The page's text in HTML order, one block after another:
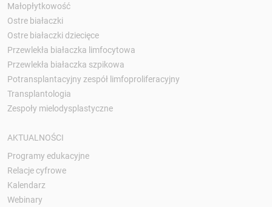
Małopłytkowość
Ostre białaczki
Ostre białaczki dziecięce
Przewlekła białaczka limfocytowa
Przewlekła białaczka szpikowa
Potransplantacyjny zespół limfoproliferacyjny
Transplantologia
Zespoły mielodysplastyczne
AKTUALNOŚCI
Programy edukacyjne
Relacje cyfrowe
Kalendarz
Webinary